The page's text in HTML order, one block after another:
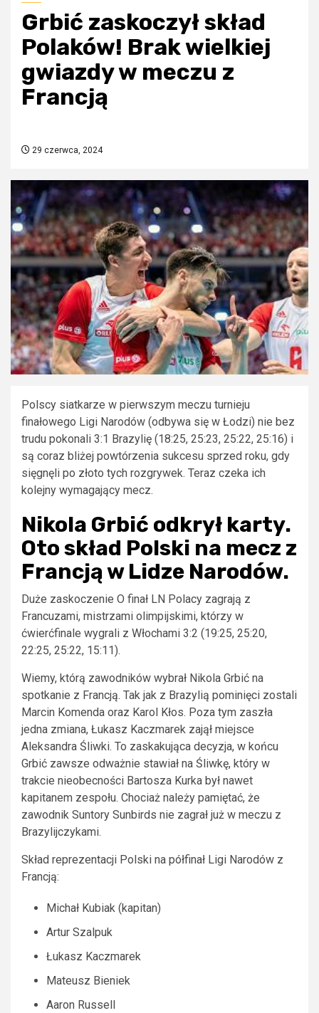
Grbić zaskoczył skład
Polaków! Brak wielkiej
gwiazdy w meczu z
Francją
29 czerwca, 2024
Polscy siatkarze w pierwszym meczu turnieju
finałowego Ligi Narodów (odbywa się w Łodzi) nie bez
trudu pokonali 3:1 Brazylię (18:25, 25:23, 25:22, 25:16) i
są coraz bliżej powtórzenia sukcesu sprzed roku, gdy
sięgnęli po złoto tych rozgrywek. Teraz czeka ich
kolejny wymagający mecz.
Nikola Grbić odkrył karty.
Oto skład Polski na mecz z
Francją w Lidze Narodów.
Duże zaskoczenie O finał LN Polacy zagrają z
Francuzami, mistrzami olimpijskimi, którzy w
ćwierćfinale wygrali z Włochami 3:2 (19:25, 25:20,
22:25, 25:22, 15:11).
Wiemy, którą zawodników wybrał Nikola Grbić na
spotkanie z Francją. Tak jak z Brazylią pominięci zostali
Marcin Komenda oraz Karol Kłos. Poza tym zaszła
jedna zmiana, Łukasz Kaczmarek zajął miejsce
Aleksandra Śliwki. To zaskakująca decyzja, w końcu
Grbić zawsze odważnie stawiał na Śliwkę, który w
trakcie nieobecności Bartosza Kurka był nawet
kapitanem zespołu. Chociaż należy pamiętać, że
zawodnik Suntory Sunbirds nie zagrał już w meczu z
Brazylijczykami.
Skład reprezentacji Polski na półfinał Ligi Narodów z
Francją:
Michał Kubiak (kapitan)
Artur Szalpuk
Łukasz Kaczmarek
Mateusz Bieniek
Aaron Russell